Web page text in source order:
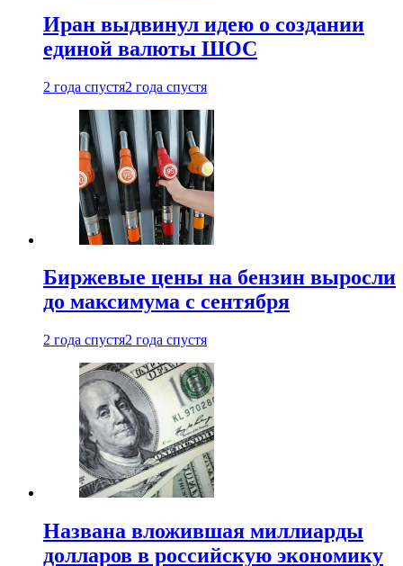
Иран выдвинул идею о создании
единой валюты ШОС
2 года спустя2 года спустя
Биржевые цены на бензин выросли
до максимума с сентября
2 года спустя2 года спустя
Названа вложившая миллиарды
долларов в российскую экономику